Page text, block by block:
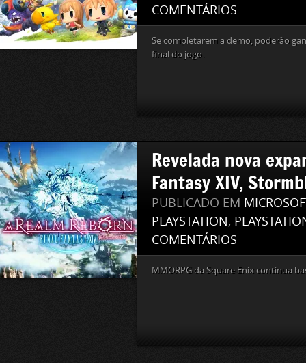
COMENTÁRIOS
Se completarem a demo, poderão
final do jogo.
Revelada nova
Fantasy XIV,
PUBLICADO EM
PLAYSTATION,
COMENTÁRIOS
MMORPG da Square Enix continua